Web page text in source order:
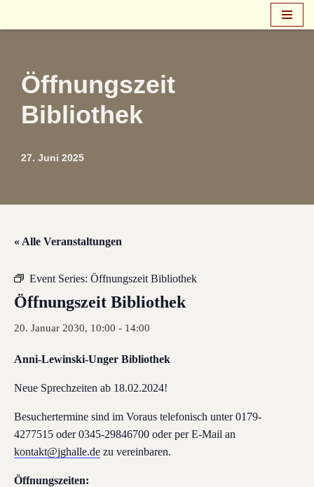
springen
Öffnungszeit
Bibliothek
27. Juni 2025
« Alle Veranstaltungen
Event Series: Öffnungszeit Bibliothek
Öffnungszeit Bibliothek
20. Januar 2030, 10:00 - 14:00
Anni-Lewinski-Unger Bibliothek
Neue Sprechzeiten ab 18.02.2024!
Besuchertermine sind im Voraus telefonisch unter 0179-
4277515 oder 0345-29846700 oder per E-Mail an
kontakt@jghalle.de zu vereinbaren.
Öffnungszeiten: